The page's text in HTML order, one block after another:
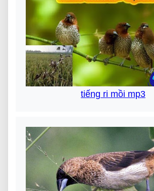
tiếng ri mồi mp3